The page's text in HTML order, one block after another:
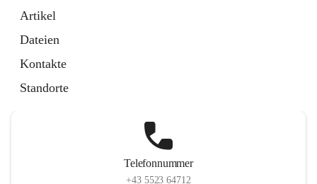
Artikel
Dateien
Kontakte
Standorte
Telefonnummer
+43 5523 64712